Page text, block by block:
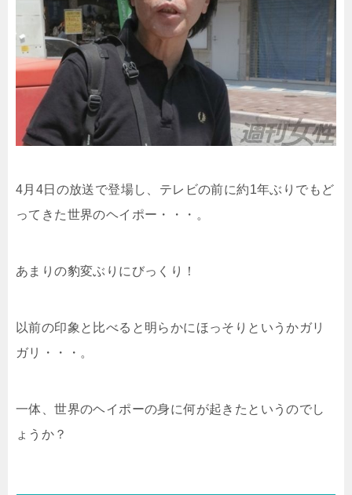
4月4日の放送で登場し、テレビの前に約1年ぶりでもど
ってきた世界のヘイポー・・・。
あまりの豹変ぶりにびっくり！
以前の印象と比べると明らかにほっそりというかガリ
ガリ・・・。
一体、世界のヘイポーの身に何が起きたというのでし
ょうか？